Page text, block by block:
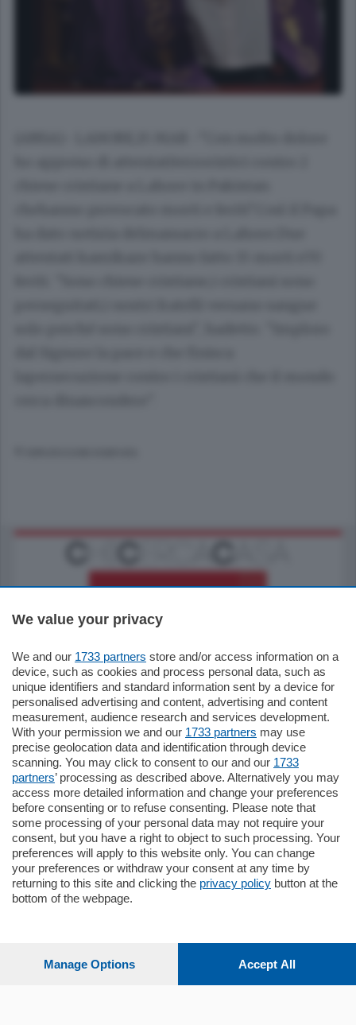
770.000€
Como - Como
Plurilocale
in zona residenziale e tranquilla,
proponiamo prestigioso e luminoso
appartamento all'ultimo piano di uno
stabile signorile …
mq.140locali:5
Sezioni
We value your privacy
We and our 1733 partners store and/or access information on a
device, such as cookies and process personal data, such as
unique identifiers and standard information sent by a device for
personalised advertising and content, advertising and content
measurement, audience research and services development.
With your permission we and our 1733 partners may use
precise geolocation data and identification through device
scanning. You may click to consent to our and our 1733
partners’ processing as described above. Alternatively you may
access more detailed information and change your preferences
before consenting or to refuse consenting. Please note that
some processing of your personal data may not require your
consent, but you have a right to object to such processing. Your
preferences will apply to this website only. You can change
your preferences or withdraw your consent at any time by
returning to this site and clicking the privacy policy button at the
bottom of the webpage.
Manage Options Accept All